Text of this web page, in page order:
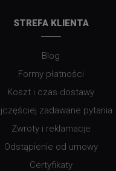
STREFA KLIENTA
Blog
Formy płatności
Koszt i czas dostawy
zadawane pytania
Zwroty i reklamacje
Odstąpienie od umowy
Certyfikaty